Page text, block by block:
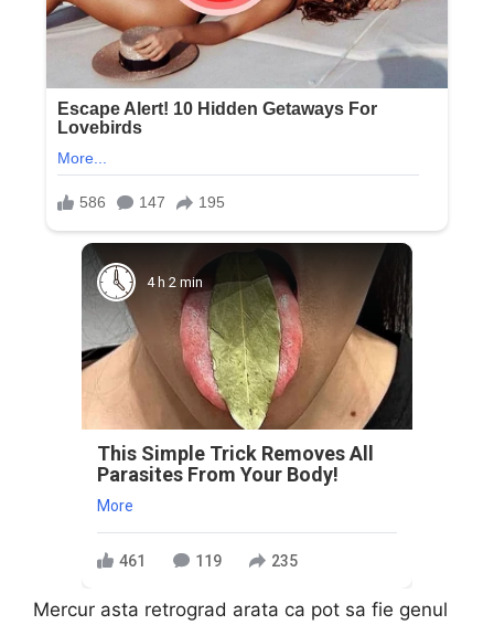
4 h 2 min
This Simple Trick Removes All
Parasites From Your Body!
More
461 119 235
Mercur asta retrograd arata ca pot sa fie genul